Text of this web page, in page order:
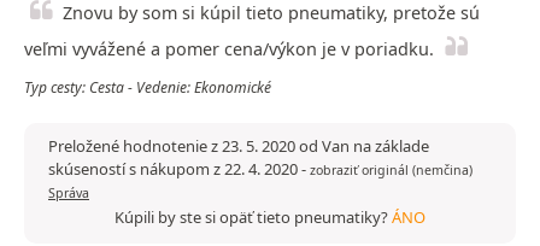
Znovu by som si kúpil tieto pneumatiky, pretože sú
veľmi vyvážené a pomer cena/výkon je v poriadku.
Typ cesty: Cesta - Vedenie: Ekonomické
Preložené hodnotenie z 23. 5. 2020 od Van na základe
skúseností s nákupom z 22. 4. 2020- zobraziť originál (nemčina)
Správa
Kúpili by ste si opäť tieto pneumatiky?ÁNO